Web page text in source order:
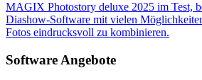
MAGIX Photostory deluxe 2025 im Test,
Diashow-Software mit vielen
Fotos eindrucksvoll zu kombinieren.
Software Angebote